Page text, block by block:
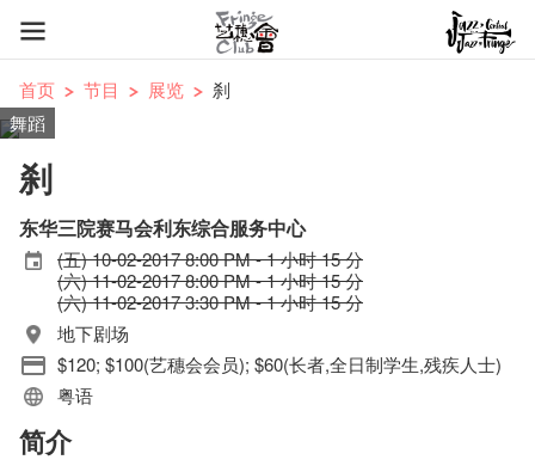
首页 节目 展览
刹
舞蹈
刹
东华三院赛马会利东综合服务中心
(五) 10-02-2017 8:00 PM - 1 小时 15 分
(六) 11-02-2017 8:00 PM - 1 小时 15 分
(六) 11-02-2017 3:30 PM - 1 小时 15 分
地下剧场
$120; $100(艺穗会会员); $60(长者,全日制学生,残疾人士)
粤语
简介